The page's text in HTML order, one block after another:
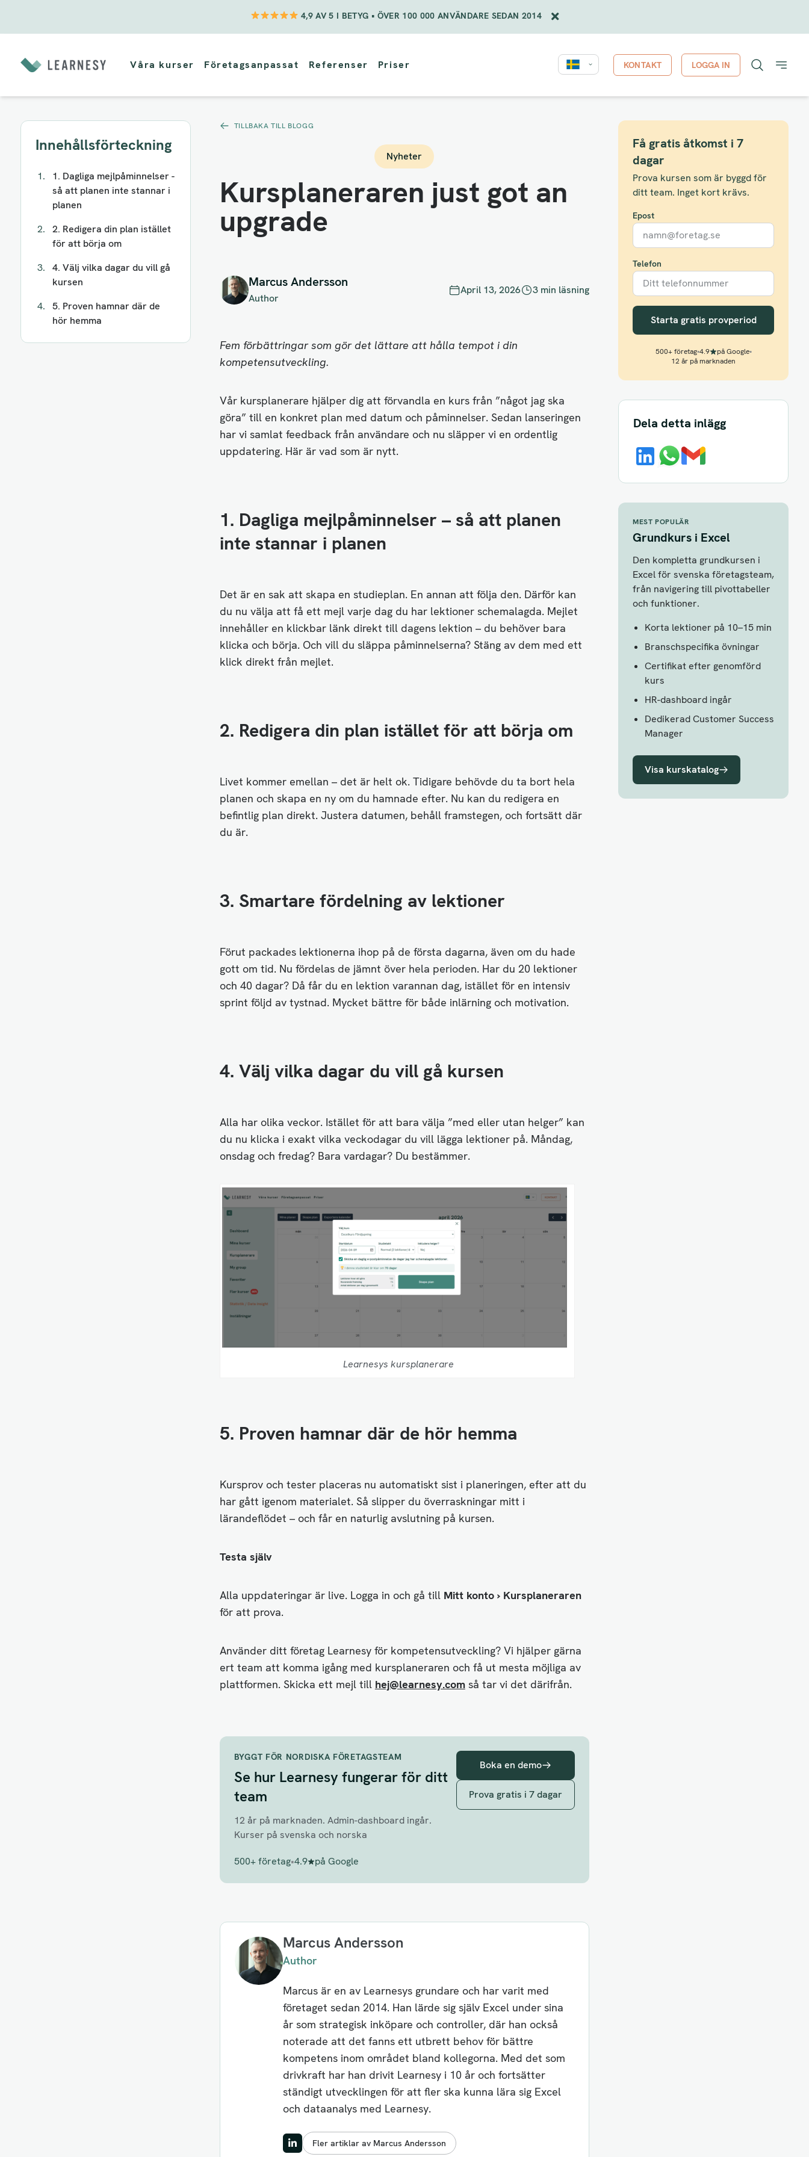
4,9 AV 5 I BETYG • ÖVER 100 000 ANVÄNDARE SEDAN 2014
innehåll
Våra kurser Företagsanpassat Referenser Priser KONTAKT LOGGA IN
Innehållsförteckning
1. Dagliga mejlpåminnelser -
så att planen inte stannar i
planen
2. Redigera din plan istället
för att börja om
4. Välj vilka dagar du vill gå
kursen
5. Proven hamnar där de
hör hemma
TILLBAKA TILL BLOGG
Nyheter
Kursplaneraren just got an
upgrade
Marcus Andersson
Author
April 13, 2026 3 min läsning
Fem förbättringar som gör det lättare att hålla tempot i din
kompetensutveckling.
Vår kursplanerare hjälper dig att förvandla en kurs från ”något jag ska
göra” till en konkret plan med datum och påminnelser. Sedan lanseringen
har vi samlat feedback från användare och nu släpper vi en ordentlig
uppdatering. Här är vad som är nytt.
1. Dagliga mejlpåminnelser – så att planen
inte stannar i planen
Det är en sak att skapa en studieplan. En annan att följa den. Därför kan
du nu välja att få ett mejl varje dag du har lektioner schemalagda. Mejlet
innehåller en klickbar länk direkt till dagens lektion – du behöver bara
klicka och börja. Och vill du släppa påminnelserna? Stäng av dem med ett
klick direkt från mejlet.
2. Redigera din plan istället för att börja om
Livet kommer emellan – det är helt ok. Tidigare behövde du ta bort hela
planen och skapa en ny om du hamnade efter. Nu kan du redigera en
befintlig plan direkt. Justera datumen, behåll framstegen, och fortsätt där
du är.
3. Smartare fördelning av lektioner
Förut packades lektionerna ihop på de första dagarna, även om du hade
gott om tid. Nu fördelas de jämnt över hela perioden. Har du 20 lektioner
och 40 dagar? Då får du en lektion varannan dag, istället för en intensiv
sprint följd av tystnad. Mycket bättre för både inlärning och motivation.
4. Välj vilka dagar du vill gå kursen
Alla har olika veckor. Istället för att bara välja ”med eller utan helger” kan
du nu klicka i exakt vilka veckodagar du vill lägga lektioner på. Måndag,
onsdag och fredag? Bara vardagar? Du bestämmer.
Learnesys kursplanerare
5. Proven hamnar där de hör hemma
Kursprov och tester placeras nu automatiskt sist i planeringen, efter att du
har gått igenom materialet. Så slipper du överraskningar mitt i
lärandeflödet – och får en naturlig avslutning på kursen.
Testa själv
Alla uppdateringar är live. Logga in och gå till Mitt konto › Kursplaneraren
för att prova.
Använder ditt företag Learnesy för kompetensutveckling? Vi hjälper gärna
ert team att komma igång med kursplaneraren och få ut mesta möjliga av
plattformen. Skicka ett mejl till hej@learnesy.comså tar vi det därifrån.
BYGGT FÖR NORDISKA FÖRETAGSTEAM
Se hur Learnesy fungerar för ditt
team
12 år på marknaden. Admin-dashboard ingår.
Kurser på svenska och norska
500+ företag•4.9 på Google
Boka en demo
Prova gratis i 7 dagar
Marcus Andersson
Author
Marcus är en av Learnesys grundare och har varit med
företaget sedan 2014. Han lärde sig själv Excel under sina
år som strategisk inköpare och controller, där han också
noterade att det fanns ett utbrett behov för bättre
kompetens inom området bland kollegorna. Med det som
drivkraft har han drivit Learnesy i 10 år och fortsätter
ständigt utvecklingen för att fler ska kunna lära sig Excel
och dataanalys med Learnesy.
Fler artiklar av Marcus Andersson
Få gratis åtkomst i 7
dagar
Prova kursen som är byggd för
ditt team. Inget kort krävs.
Epost
Telefon
Starta gratis provperiod
500+ företag•4.9 på Google•
12 år på marknaden
Dela detta inlägg
MEST POPULÄR
Grundkurs i Excel
Den kompletta grundkursen i
Excel för svenska företagsteam,
från navigering till pivottabeller
och funktioner.
Korta lektioner på 10–15 min
Branschspecifika övningar
Certifikat efter genomförd
kurs
HR-dashboard ingår
Dedikerad Customer Success
Manager
Visa kurskatalog